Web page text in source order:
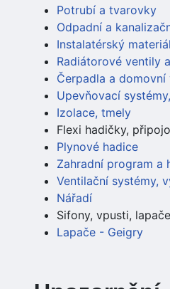
Potrubí a tvarovky
Odpadní a
Instalatérský materiál
Radiátorové ventily
Čerpadla a domovní
Upevňovací
Izolace, tmely
Flexi hadičky,
Plynové hadice
Zahradní program a
Ventilační systémy,
Nářadí
Sifony, vpusti,
Lapače - Geigry